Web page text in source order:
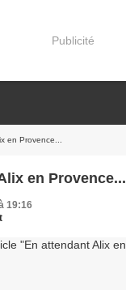
Publicité
en Provence...
en Provence...
19:16